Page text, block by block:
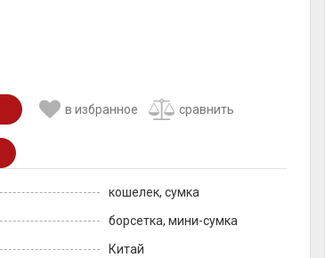
в избранное сравнить
кошелек, сумка
борсетка, мини-сумка
Китай